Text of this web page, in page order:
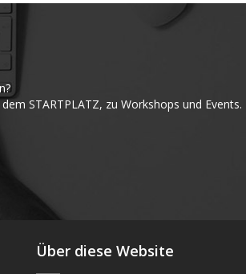
STARTPLATZ, zu Workshops und Events.
Über diese Website